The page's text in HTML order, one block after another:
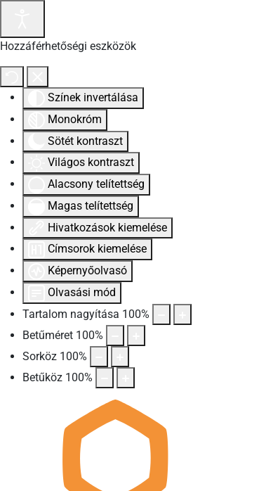
Hozzáférhetőségi eszközök
Színek invertálása
Monokróm
Sötét kontraszt
Világos kontraszt
Alacsony telítettség
Magas telítettség
Hivatkozások kiemelése
Címsorok kiemelése
Képernyőolvasó
Olvasási mód
Tartalom nagyítása 100%
Betűméret 100%
Sorköz 100%
Betűköz 100%